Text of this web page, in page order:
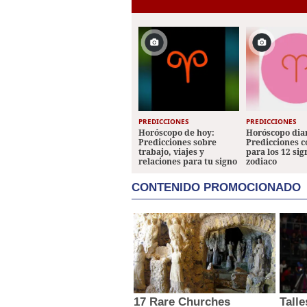
PREDICCIONES
Horóscopo de hoy:
Predicciones sobre
trabajo, viajes y
relaciones para tu signo
PREDICCIONES
Horóscopo
Predicciones
para los 12
zodiaco
CONTENIDO PROMOCIONADO
17 Rare Churches